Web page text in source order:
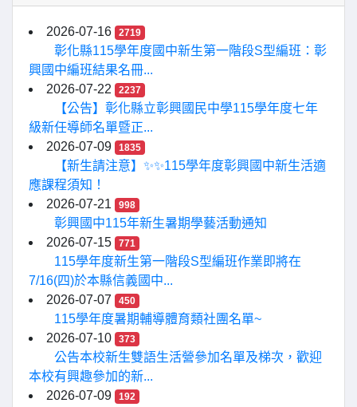
2026-07-16 2719
彰化縣115學年度國中新生第一階段S型編班：彰
興國中編班結果名冊...
2026-07-22
2237
【公告】彰化縣立彰興國民中學115學年度七年
級新任導師名單暨正...
2026-07-09
1835
【新生請注意】✨✨115學年度彰興國中新生活適
應課程須知！
2026-07-21
998
彰興國中115年新生暑期學藝活動通知
2026-07-15
771
115學年度新生第一階段S型編班作業即將在
7/16(四)於本縣信義國中...
2026-07-07
450
115學年度暑期輔導體育類社團名單~
2026-07-10
373
公告本校新生雙語生活營參加名單及梯次，歡迎
本校有興趣參加的新...
2026-07-09
192